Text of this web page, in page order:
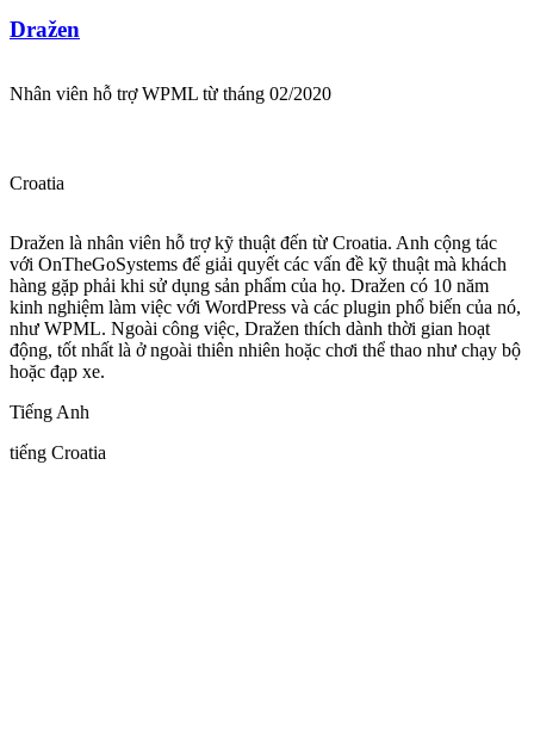
Dražen
Nhân viên hỗ trợ WPML từ tháng 02/2020
Croatia
Dražen là nhân viên hỗ trợ kỹ thuật đến từ Croatia. Anh cộng tác
với OnTheGoSystems để giải quyết các vấn đề kỹ thuật mà khách
hàng gặp phải khi sử dụng sản phẩm của họ. Dražen có 10 năm
kinh nghiệm làm việc với WordPress và các plugin phổ biến của nó,
như WPML. Ngoài công việc, Dražen thích dành thời gian hoạt
động, tốt nhất là ở ngoài thiên nhiên hoặc chơi thể thao như chạy bộ
hoặc đạp xe.
Tiếng Anh
tiếng Croatia